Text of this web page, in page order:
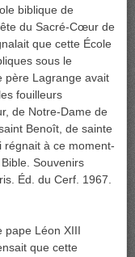
biblique de
du Sacré-Cœur de
que cette École
sous le
père Lagrange avait
fouilleurs
de Notre-Dame de
Benoît, de sainte
régnait à ce moment-
Souvenirs
Éd. du Cerf. 1967.
pape Léon XIII
que cette